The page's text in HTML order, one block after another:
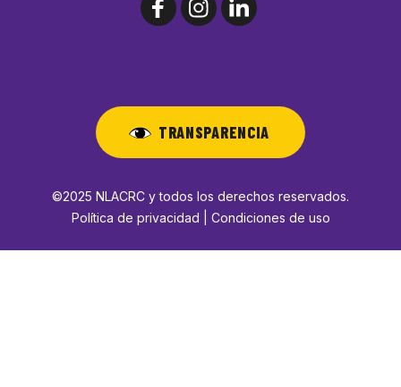
TRANSPARENCIA
©2025 NLACRC y todos los derechos reservados.
Política de privacidad | Condiciones de uso